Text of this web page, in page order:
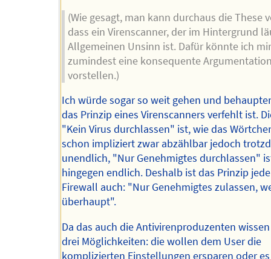
(Wie gesagt, man kann durchaus die These
dass ein Virenscanner, der im Hintergrund
Allgemeinen Unsinn ist. Dafür könnte ich mir
zumindest eine konsequente
vorstellen.)
Ich würde sogar so weit gehen und
das Prinzip eines Virenscanners verfehlt ist.
"Kein Virus durchlassen" ist, wie das
schon impliziert zwar abzählbar jedoch
unendlich, "Nur Genehmigtes durchlassen"
hingegen endlich. Deshalb ist das Prinzip
Firewall auch: "Nur Genehmigtes zulassen,
überhaupt".
Da das auch die Antivirenproduzenten
drei Möglichkeiten: die wollen dem User die
komplizierten Einstellungen ersparen oder